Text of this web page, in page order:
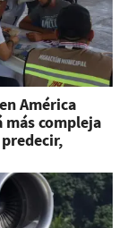
América
más compleja